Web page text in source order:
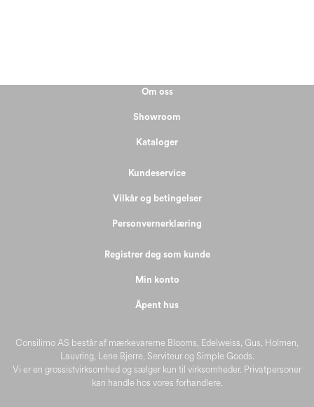
Consilimo AS består af mærkevarerne Blooms, Edelweiss, Gus, Holmen,
Lauvring, Lene Bjerre, Serviteur og Simple Goods.
Vi er en grossistvirksomhed og sælger kun til virksomheder. Privatpersoner
kan handle hos vores forhandlere.
Om oss
Showroom
Kataloger
Kundeservice
Vilkår og betingelser
Personvernerklæring
Registrer deg som kunde
Min konto
Åpent hus